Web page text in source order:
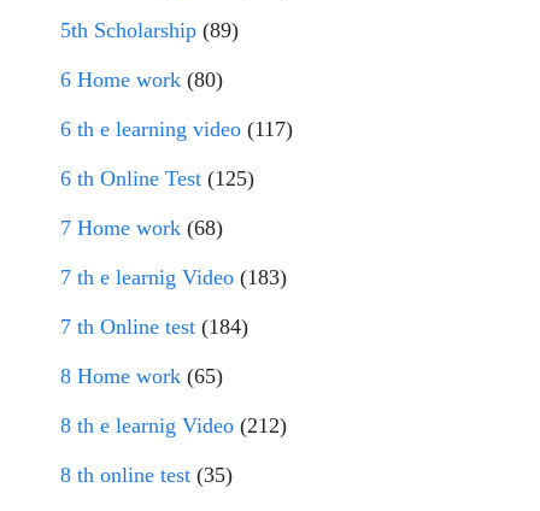
5th Scholarship (89)
6 Home work (80)
6 th e learning video (117)
6 th Online Test (125)
7 Home work (68)
7 th e learnig Video (183)
7 th Online test (184)
8 Home work (65)
8 th e learnig Video (212)
8 th online test (35)